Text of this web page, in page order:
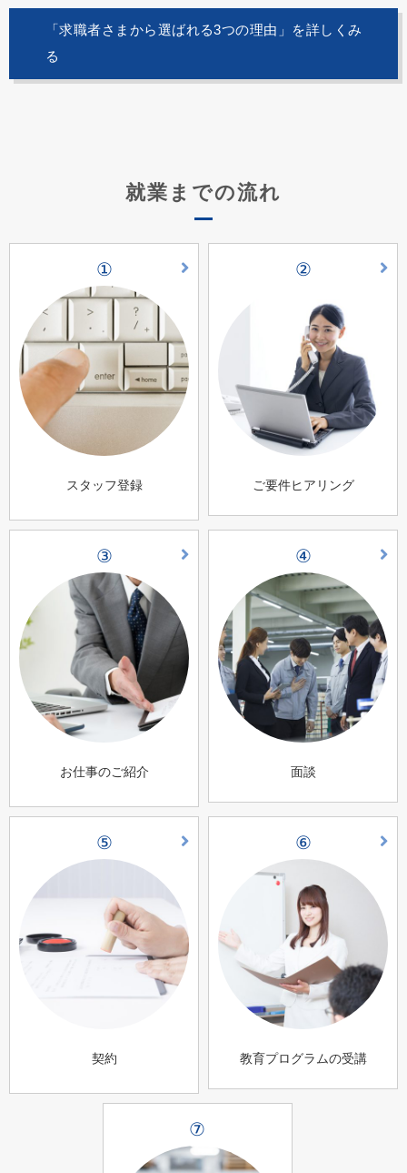
「求職者さまから選ばれる3つの理由」を詳しくみ
る
就業までの流れ
①
スタッフ登録
②
ご要件ヒアリング
③
お仕事のご紹介
④
面談
⑤
契約
⑥
教育プログラムの受講
⑦